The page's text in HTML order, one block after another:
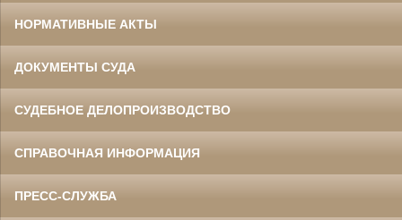
НОРМАТИВНЫЕ АКТЫ
ДОКУМЕНТЫ СУДА
СУДЕБНОЕ ДЕЛОПРОИЗВОДСТВО
СПРАВОЧНАЯ ИНФОРМАЦИЯ
ПРЕСС-СЛУЖБА